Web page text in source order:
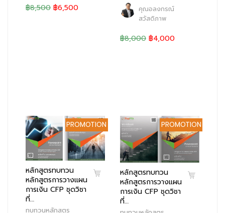
฿8,500 ฿6,500
คุณอลงกรณ์
สวัสดิภาพ
฿8,000 ฿4,000
PROMOTION
หลักสูตรทบทวน
หลักสูตรการวางแผน
การเงิน CFP ชุดวิชา
ที่…
ทบทวนหลักสูตร
PROMOTION
หลักสูตรทบทวน
หลักสูตรการวางแผน
การเงิน CFP ชุดวิชา
ที่…